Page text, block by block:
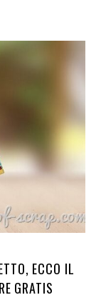
ECCO IL
GRATIS